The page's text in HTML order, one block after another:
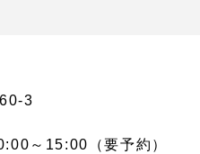
3
～15:00（要予約）